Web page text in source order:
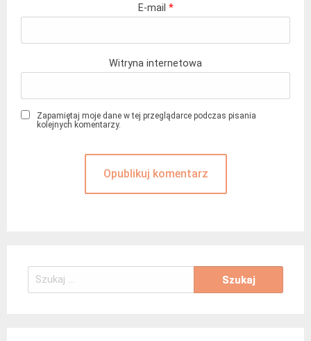
E-mail *
Witryna internetowa
Zapamiętaj moje dane w tej przeglądarce podczas pisania
kolejnych komentarzy.
Szukaj: